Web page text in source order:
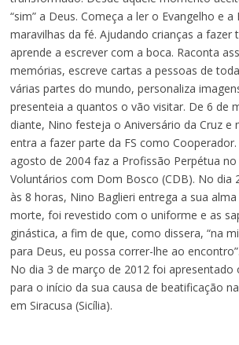
“sim” a Deus. Começa a ler o Evangelho e a
maravilhas da fé. Ajudando crianças a fazer
aprende a escrever com a boca. Raconta
memórias, escreve cartas a pessoas de
várias partes do mundo, personaliza
presenteia a quantos o vão visitar. De 6 de
diante, Nino festeja o Aniversário da Cruz e
entra a fazer parte da FS como
agosto de 2004 faz a Profissão Perpétua
Voluntários com Dom Bosco (CDB). No dia
às 8 horas, Nino Baglieri entrega a sua
morte, foi revestido com o uniforme e as
ginástica, a fim de que, como dissera, “na
para Deus, eu possa correr-lhe ao encontro”.
No dia 3 de março de 2012 foi apresentado
para o início da sua causa de beatificação
em Siracusa (Sicília).